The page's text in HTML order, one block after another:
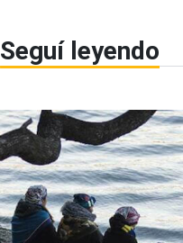
Seguí leyendo